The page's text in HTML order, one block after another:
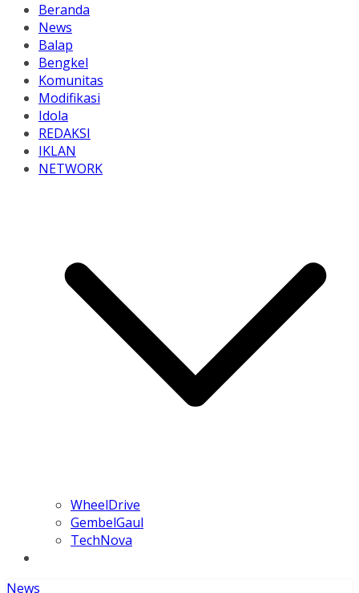
Beranda
News
Balap
Bengkel
Komunitas
Modifikasi
Idola
REDAKSI
IKLAN
NETWORK
WheelDrive
GembelGaul
TechNova
News